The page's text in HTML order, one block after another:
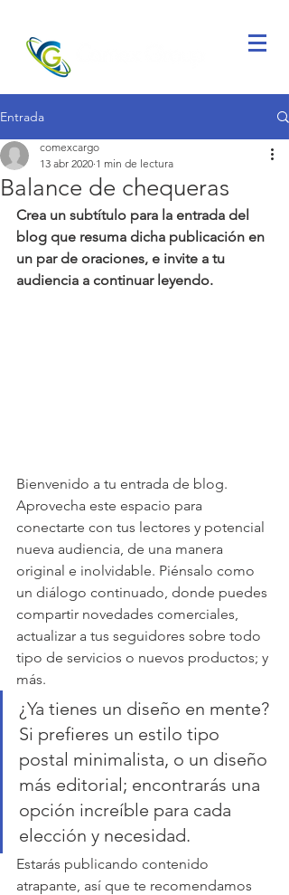
Entrada
Balance de chequeras
comexcargo
13 abr 2020 1 min de lectura
Crea un subtítulo para la entrada del
blog que resuma dicha publicación en
un par de oraciones, e invite a tu
audiencia a continuar leyendo.
Bienvenido a tu entrada de blog.
Aprovecha este espacio para
conectarte con tus lectores y potencial
nueva audiencia, de una manera
original e inolvidable. Piénsalo como
un diálogo continuado, donde puedes
compartir novedades comerciales,
actualizar a tus seguidores sobre todo
tipo de servicios o nuevos productos; y
más.
¿Ya tienes un diseño en mente?
Si prefieres un estilo tipo
postal minimalista, o un diseño
más editorial; encontrarás una
opción increíble para cada
elección y necesidad.
Estarás publicando contenido
atrapante, así que te recomendamos